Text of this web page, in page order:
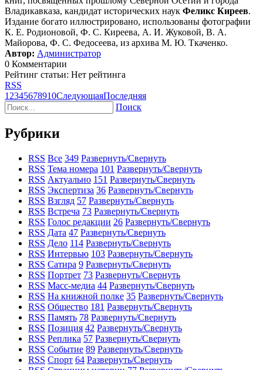
Владикавказа, кандидат исторических наук Феликс Киреев.
Издание богато иллюстрировано, использованы фотографии
К. Е. Родионовой, Ф. С. Киреева, А. И. Жуковой, В. А.
Майорова, Ф. С. Федосеева, из архива М. Ю. Ткаченко.
Автор: Администратор
0 Комментарии
Рейтинг статьи: Нет рейтинга
RSS
1 2345678910СледующаяПоследняя
Поиск
Рубрики
RSS Все 349 Развернуть/Свернуть
RSS Тема номера 101 Развернуть/Свернуть
RSS Актуально 151 Развернуть/Свернуть
RSS Экспертиза 36 Развернуть/Свернуть
RSS Взгляд 57 Развернуть/Свернуть
RSS Встреча 73 Развернуть/Свернуть
RSS Голос редакции 26 Развернуть/Свернуть
RSS Дата 47 Развернуть/Свернуть
RSS Дело 114 Развернуть/Свернуть
RSS Интервью 103 Развернуть/Свернуть
RSS Сатира 9 Развернуть/Свернуть
RSS Портрет 73 Развернуть/Свернуть
RSS Масс-медиа 44 Развернуть/Свернуть
RSS На книжной полке 35 Развернуть/Свернуть
RSS Общество 181 Развернуть/Свернуть
RSS Память 78 Развернуть/Свернуть
RSS Позиция 42 Развернуть/Свернуть
RSS Реплика 57 Развернуть/Свернуть
RSS Событие 89 Развернуть/Свернуть
RSS Спорт 64 Развернуть/Свернуть